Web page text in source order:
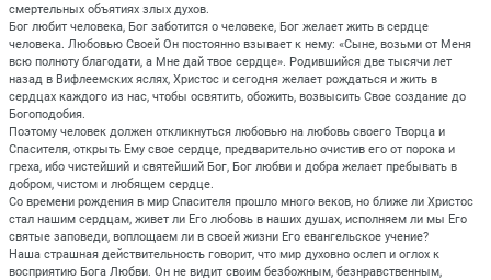
смертельных объятиях злых духов.
Бог любит человека, Бог заботится о человеке, Бог желает жить в сердце
человека. Любовью Своей Он постоянно взывает к нему: «Сыне, возьми от Меня
всю полноту благодати, а Мне дай твое сердце». Родившийся две тысячи лет
назад в Вифлеемских яслях, Христос и сегодня желает рождаться и жить в
сердцах каждого из нас, чтобы освятить, обожить, возвысить Свое создание до
Богоподобия.
Поэтому человек должен откликнуться любовью на любовь своего Творца и
Спасителя, открыть Ему свое сердце, предварительно очистив его от порока и
греха, ибо чистейший и святейший Бог, Бог любви и добра желает пребывать в
добром, чистом и любящем сердце.
Со времени рождения в мир Спасителя прошло много веков, но ближе ли Христос
стал нашим сердцам, живет ли Его любовь в наших душах, исполняем ли мы Его
святые заповеди, воплощаем ли в своей жизни Его евангельское учение?
Наша страшная действительность говорит, что мир духовно ослеп и оглох к
восприятию Бога Любви. Он не видит своим безбожным, безнравственным,